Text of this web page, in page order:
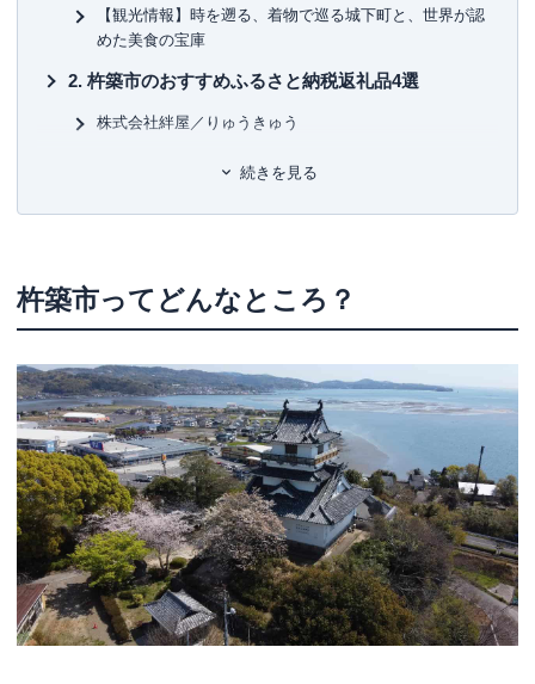
【観光情報】時を遡る、着物で巡る城下町と、世界が認
めた美食の宝庫
杵築市のおすすめふるさと納税返礼品4選
株式会社絆屋／りゅうきゅう
有限会社中野酒造／ちえびじん
まとめ
続きを見る
杵築市ってどんなところ？